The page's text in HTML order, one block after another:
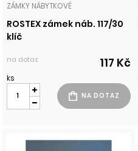
ZÁMKY NÁBYTKOVÉ
ROSTEX zámek náb. 117/30
klíč
na dotaz 117 Kč
ks